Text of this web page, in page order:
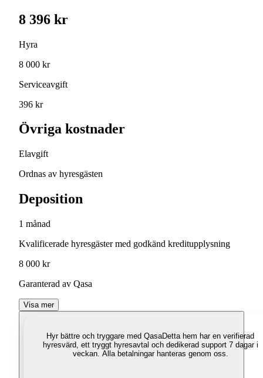
8 396 kr
Hyra
8 000 kr
Serviceavgift
396 kr
Övriga kostnader
Elavgift
Ordnas av hyresgästen
Deposition
1 månad
Kvalificerade hyresgäster med godkänd kreditupplysning
8 000 kr
Garanterad av Qasa
Visa mer
Hyr bättre och tryggare med QasaDetta hem har en verifierad
hyresvärd, ett tryggt hyresavtal och dedikerad support 7 dagar i
veckan. Alla betalningar hanteras genom oss.